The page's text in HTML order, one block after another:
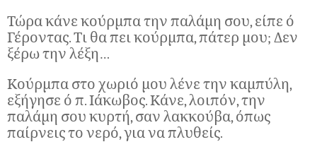
Τώρα κάνε κούρμπα την παλάμη σου, είπε ό
Γέροντας. Τι θα πει κούρμπα, πάτερ μου; Δεν
ξέρω την λέξη…
Κούρμπα στο χωριό μου λένε την καμπύλη,
εξήγησε ό π. Ιάκωβος. Κάνε, λοιπόν, την
παλάμη σου κυρτή, σαν λακκούβα, όπως
παίρνεις το νερό, για να πλυθείς.